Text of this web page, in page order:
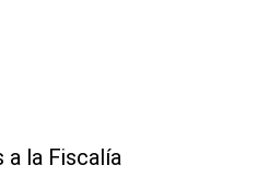
a la Fiscalía